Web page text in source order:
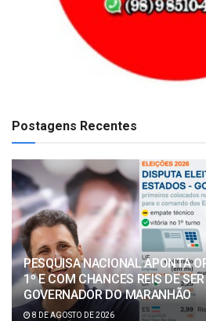
Postagens Recentes
PESQUISA NACIONAL APONTA
1º E COM CHANCES REIS DE
GOVERNADOR DO MARANHÃO
8 DE AGOSTO DE 2026